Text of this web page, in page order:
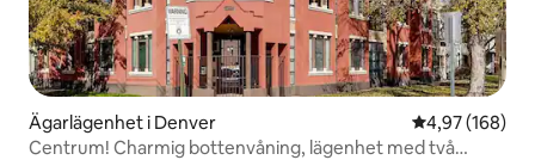
Ägarlägenhet i Denver 4,97 av 5 i
4,97 (168)
Centrum! Charmig bottenvåning, lägenhet med två